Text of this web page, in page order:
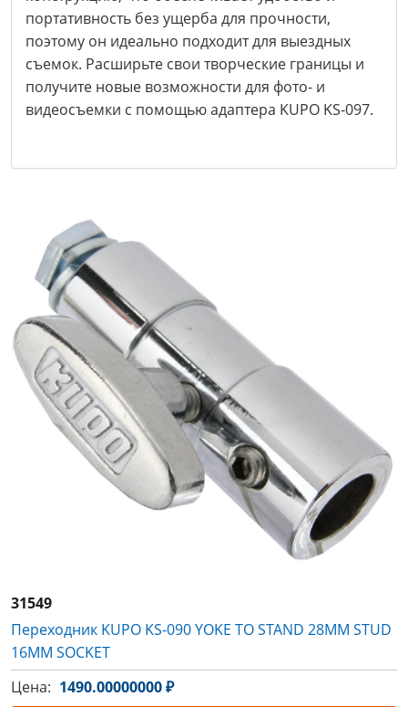
портативность без ущерба для прочности,
поэтому он идеально подходит для выездных
съемок. Расширьте свои творческие границы и
получите новые возможности для фото- и
видеосъемки с помощью адаптера KUPO KS-097.
31549
Переходник KUPO KS-090 YOKE TO STAND 28MM STUD
16MM SOCKET
Цена: 1490.00000000 ₽